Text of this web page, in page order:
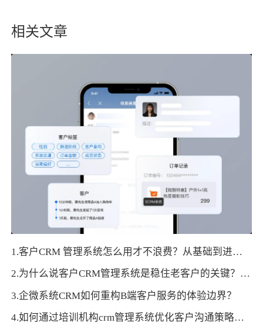
相关文章
1.客户CRM 管理系统怎么用才不浪费？从基础到进阶的思路
2.为什么说客户CRM管理系统是稳住老客户的关键？答案藏在细节
3.企微系统CRM如何重构B端客户服务的体验边界？
4.如何通过培训机构crm管理系统优化客户沟通策略？话术精进与时机拿捏的双重优化